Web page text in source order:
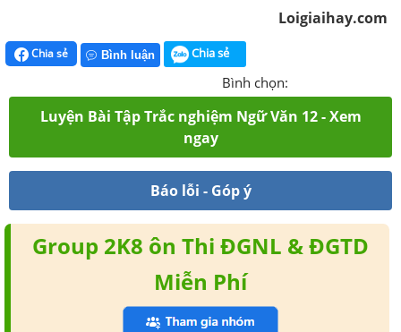
Loigiaihay.com
Chia sẻ Bình luận Chia sẻ
Bình chọn:
Luyện Bài Tập Trắc nghiệm Ngữ Văn 12 - Xem
ngay
Báo lỗi - Góp ý
Group 2K8 ôn Thi ĐGNL & ĐGTD
Miễn Phí